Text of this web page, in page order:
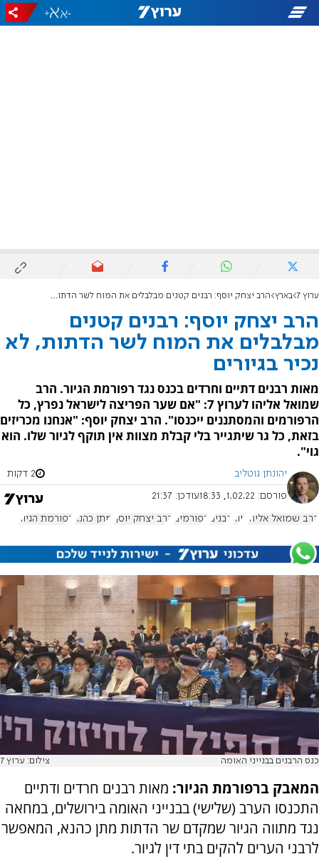
-
+
ערוץ 7 בארץ הרב יצחק יוסף: רבנים קטנים מבלבלים את המוח לשר הדתות, לא נכיר בגיורים
הרב יצחק יוסף: רבנים קטנים
מבלבלים את המוח לשר הדתות, לא
נכיר בגיורים
מאות רבנים דתיים וחרדים בכנס נגד רפורמת הגיור. הרב
שמואל אליהו לערוץ 7: "אם שער הפריצה לישראל נפרץ, כל
הרפורמים והמסתננים ייכנסו". הרב יצחק יוסף: "אנחנו מכריזים
בזאת, כל גר שיתגייר בלי קבלת מצוות אין תוקף לגיור שלו. הוא
גוי".
יהונתן גוטליב 2 דקות
פורסם: 1.02.22, 18:33 עודכן: 21:37
הרב שמואל אליהו גיור רבנים רפורמים הרב יצחק יוסף מתן כהנא רפורמת הגיור
כנס הרבנים בבנייני האומה צילום: ערוץ 7
המאבק ברפורמת הגיור: מאות רבנים חרדים ודתיים
התכנסו הערב (שלישי) בבנייני האומה בירושלים, במחאה
נגד מתווה הגיור שמקדם שר הדתות מתן כהנא, המאפשר
לרבני הערים להקים בתי דין לגיור.